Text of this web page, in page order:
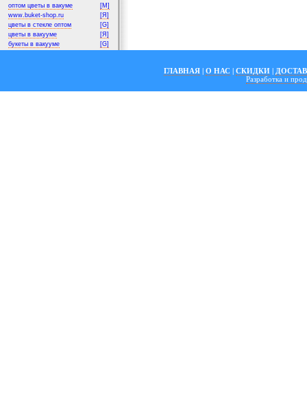
оптом цветы в вакуме
[M]
www.buket-shop.ru
[Я]
цветы в стекле оптом
[G]
цветы в вакууме
[Я]
букеты в вакууме
[G]
ГЛАВНАЯ | О НАС | СКИДКИ |
Разработка и